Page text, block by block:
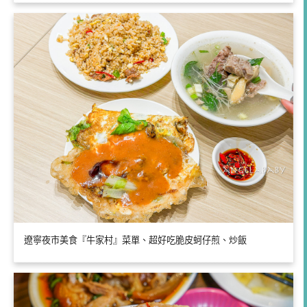
遼寧夜市美食『牛家村』菜單、超好吃脆皮蚵仔煎、炒飯